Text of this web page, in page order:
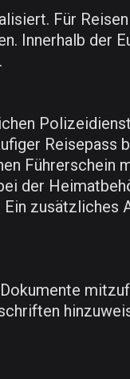
Für
Innerhalb der
Reisepass
Führerschein
der
zusätzliches